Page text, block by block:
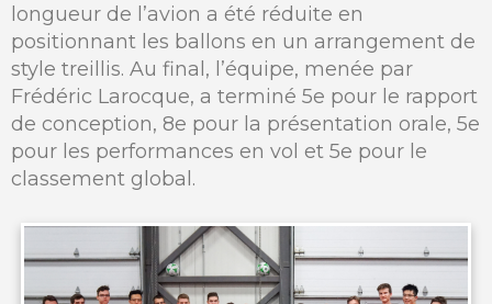
longueur de l’avion a été réduite en
positionnant les ballons en un arrangement de
style treillis. Au final, l’équipe, menée par
Frédéric Larocque, a terminé 5e pour le rapport
de conception, 8e pour la présentation orale, 5e
pour les performances en vol et 5e pour le
classement global.